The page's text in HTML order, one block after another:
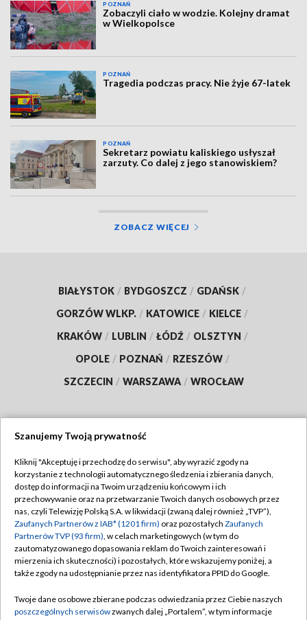
POZNAŃ
Zobaczyli ciało w wodzie. Kolejny dramat
w Wielkopolsce
POZNAŃ
Tragedia podczas pracy. Nie żyje 67-latek
POZNAŃ
Sekretarz powiatu kaliskiego usłyszał
zarzuty. Co dalej z jego stanowiskiem?
ZOBACZ WIĘCEJ
BIAŁYSTOK / BYDGOSZCZ / GDAŃSK /
GORZÓW WLKP. / KATOWICE / KIELCE /
KRAKÓW / LUBLIN / ŁÓDŹ / OLSZTYN /
OPOLE / POZNAŃ / RZESZÓW /
SZCZECIN / WARSZAWA / WROCŁAW
TVP
Abonament TVP
Emisja w TVP
Centrum informacji TVP
Naziemna Telewizja Cyfrowa
Rada Programowa
Regulamin TVP
Polityka prywatności
Moje zgody
Pomoc
Kontakt
Szanujemy Twoją prywatność
Kliknij "Akceptuję i przechodzę do serwisu", aby wyrazić zgody na
korzystanie z technologii automatycznego śledzenia i zbierania danych,
dostęp do informacji na Twoim urządzeniu końcowym i ich
przechowywanie oraz na przetwarzanie Twoich danych osobowych przez
nas, czyli Telewizję Polską S.A. w likwidacji (zwaną dalej również „TVP”),
Zaufanych Partnerów z IAB* (1201 firm) oraz pozostałych Zaufanych
Partnerów TVP (93 firm), w celach marketingowych (w tym do
zautomatyzowanego dopasowania reklam do Twoich zainteresowań i
mierzenia ich skuteczności) i pozostałych, które wskazujemy poniżej, a
także zgody na udostępnianie przez nas identyfikatora PPID do Google.
Twoje dane osobowe zbierane podczas odwiedzania przez Ciebie naszych
poszczególnych serwisówzwanych dalej „Portalem”, w tym informacje